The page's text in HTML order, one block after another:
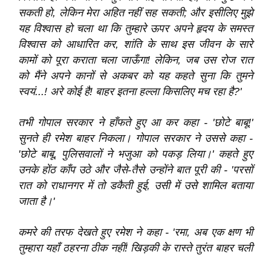
सकती हो, लेकिन मेरा अहित नहीं सह सकती; और इसीलिए मुझे
यह विश्‍वास हो चला था कि तुम्हारे ऊपर अपने हृदय के समस्त
विश्‍वास को आधारित कर, शांति के साथ इस जीवन के सारे
कामों को पूरा कराता चला जाऊँगा! लेकिन, जब उस रोज रात
को मैंने अपने कानों से अकबर को यह कहते सुना कि तुमने
स्वयं...! अरे कोई है! बाहर इतना हल्ला किसलिए मच रहा है?'
तभी गोपाल सरकार ने हाँफते हुए आ कर कहा - 'छोटे बाबू!'
सुनते ही रमेश बाहर निकला। गोपाल सरकार ने उससे कहा -
'छोटे बाबू, पुलिसवालों ने भजुआ को पकड़ लिया।' कहते हुए
उनके होंठ काँप उठे और जैसे-तैसे उन्होंने बात पूरी की - 'परसों
रात को राधानगर में तो डकैती हुई, उसी में उसे शामिल बताया
जाता है।'
कमरे की तरफ देखते हुए रमेश ने कहा - 'रमा, अब एक क्षण भी
तुम्हारा यहाँ ठहरना ठीक नहीं! खिड़की के रास्ते तुरंत बाहर चली